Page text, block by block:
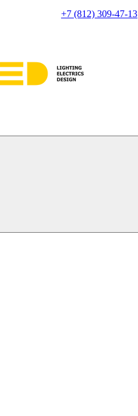
+7 (812) 309-47-13